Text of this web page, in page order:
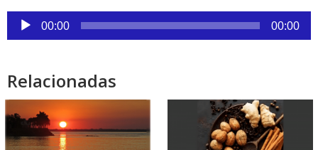
Reproductor
de
00:00 00:00
Relacionadas